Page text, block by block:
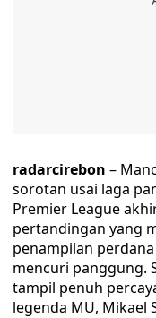
radarcirebon –
sorotan usai laga
Premier League
pertandingan yang
penampilan
mencuri panggung.
tampil penuh
legenda MU, Mikael